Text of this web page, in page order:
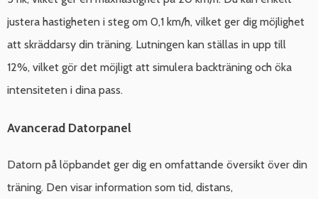
justera hastigheten i steg om 0,1 km/h, vilket ger dig möjlighet
att skräddarsy din träning. Lutningen kan ställas in upp till
12%, vilket gör det möjligt att simulera backträning och öka
intensiteten i dina pass.
Avancerad Datorpanel
Datorn på löpbandet ger dig en omfattande översikt över din
träning. Den visar information som tid, distans,